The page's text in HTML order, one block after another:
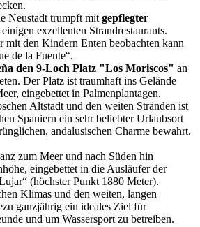
Neustadt trumpft mit gepflegter
exzellenten Strandrestaurants.
mit den Kindern Enten beobachten kann
de la Fuente“.
den 9-Loch Platz "Los Moriscos" an
Der Platz ist traumhaft ins Gelände
eingebettet in Palmenplantagen.
Altstadt und den weiten Stränden ist
Spaniern ein sehr beliebter Urlaubsort
andalusischen Charme bewahrt.
zum Meer und nach Süden hin
eingebettet in die Ausläufer der
(höchster Punkt 1880 Meter).
Klimas und den weiten, langen
ganzjährig ein ideales Ziel für
und um Wassersport zu betreiben.